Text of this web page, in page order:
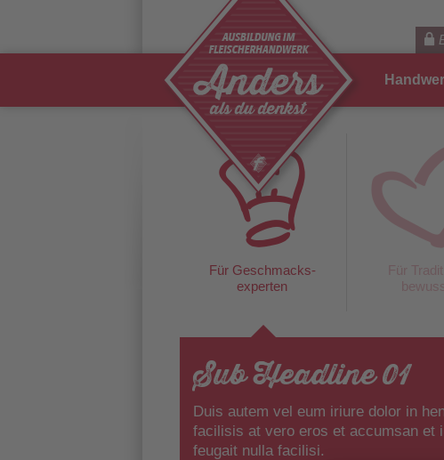
Für Geschmacks-
experten
Für
Sub Headline 01
Duis autem vel eum iriure dolor in
facilisis at vero eros et accumsan et
feugait nulla facilisi.